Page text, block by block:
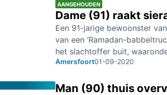
AANGEHOUDEN
Dame (91) raakt
Een 91-jarige bewoonster
van een ‘Ramadan-
het slachtoffer buit,
Amersfoort01-09-2020
Man (90) thuis